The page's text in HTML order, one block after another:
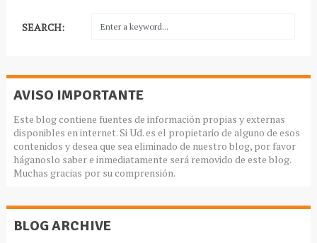
SEARCH:
AVISO IMPORTANTE
Este blog contiene fuentes de información propias y externas
disponibles en internet. Si Ud. es el propietario de alguno de esos
contenidos y desea que sea eliminado de nuestro blog, por favor
háganoslo saber e inmediatamente será removido de este blog.
Muchas gracias por su comprensión.
BLOG ARCHIVE